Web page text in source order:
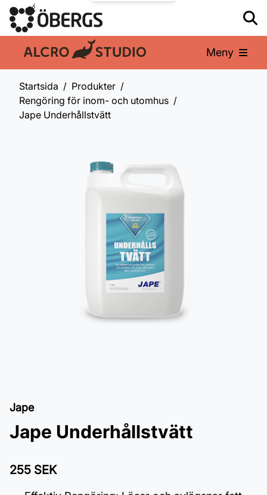
En del av: Meny
Startsida
Produkter
Rengöring för inom- och utomhus
Jape Underhållstvätt
Jape
Jape Underhållstvätt
255 SEK